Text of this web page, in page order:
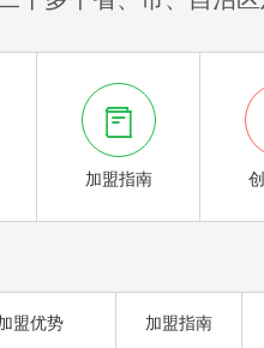

加盟指南
盟优势 加盟指南